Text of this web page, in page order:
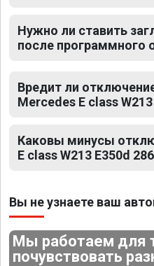
Нужно ли ставить
после программного
Вредит ли
Mercedes E class
Каковы минусы
E class W213 E350d
Вы не узнаете ваш
Мы работаем для
почувствовать